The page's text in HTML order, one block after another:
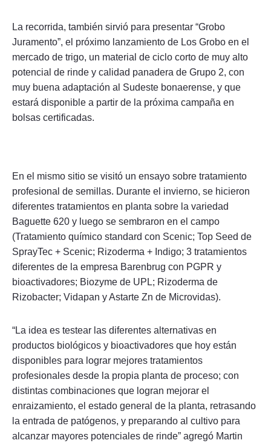
La recorrida, también sirvió para presentar “Grobo
Juramento”, el próximo lanzamiento de Los Grobo en el
mercado de trigo, un material de ciclo corto de muy alto
potencial de rinde y calidad panadera de Grupo 2, con
muy buena adaptación al Sudeste bonaerense, y que
estará disponible a partir de la próxima campaña en
bolsas certificadas.
En el mismo sitio se visitó un ensayo sobre tratamiento
profesional de semillas. Durante el invierno, se hicieron
diferentes tratamientos en planta sobre la variedad
Baguette 620 y luego se sembraron en el campo
(Tratamiento químico standard con Scenic; Top Seed de
SprayTec + Scenic; Rizoderma + Indigo; 3 tratamientos
diferentes de la empresa Barenbrug con PGPR y
bioactivadores; Biozyme de UPL; Rizoderma de
Rizobacter; Vidapan y Astarte Zn de Microvidas).
“La idea es testear las diferentes alternativas en
productos biológicos y bioactivadores que hoy están
disponibles para lograr mejores tratamientos
profesionales desde la propia planta de proceso; con
distintas combinaciones que logran mejorar el
enraizamiento, el estado general de la planta, retrasando
la entrada de patógenos, y preparando al cultivo para
alcanzar mayores potenciales de rinde” agregó Martin